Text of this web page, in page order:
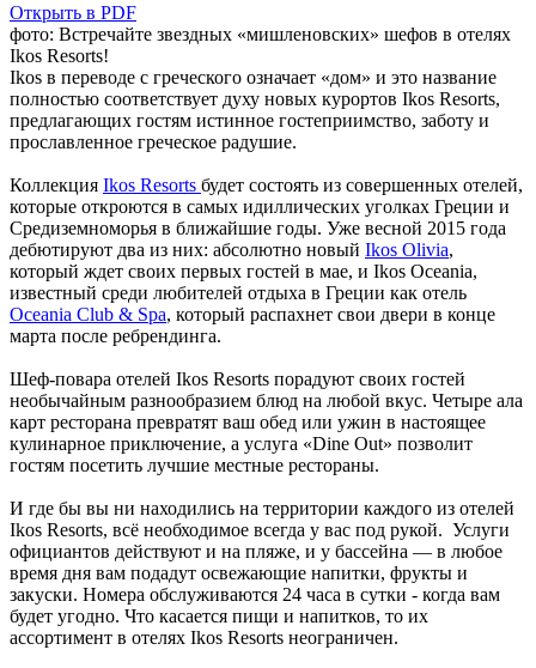
Открыть в PDF
фото: Встречайте звездных «мишленовских» шефов в отелях
Ikos Resorts!
Ikos в переводе с греческого означает «дом» и это название
полностью соответствует духу новых курортов Ikos Resorts,
предлагающих гостям истинное гостеприимство, заботу и
прославленное греческое радушие.
Коллекция Ikos Resorts будет состоять из совершенных отелей,
которые откроются в самых идиллических уголках Греции и
Средиземноморья в ближайшие годы. Уже весной 2015 года
дебютируют два из них: абсолютно новый Ikos Olivia,
который ждет своих первых гостей в мае, и Ikos Oceania,
известный среди любителей отдыха в Греции как отель
Oceania Club & Spa, который распахнет свои двери в конце
марта после ребрендинга.
Шеф-повара отелей Ikos Resorts порадуют своих гостей
необычайным разнообразием блюд на любой вкус. Четыре ала
карт ресторана превратят ваш обед или ужин в настоящее
кулинарное приключение, а услуга «Dine Out» позволит
гостям посетить лучшие местные рестораны.
И где бы вы ни находились на территории каждого из отелей
Ikos Resorts, всё необходимое всегда у вас под рукой. Услуги
официантов действуют и на пляже, и у бассейна — в любое
время дня вам подадут освежающие напитки, фрукты и
закуски. Номера обслуживаются 24 часа в сутки - когда вам
будет угодно. Что касается пищи и напитков, то их
ассортимент в отелях Ikos Resorts неограничен.